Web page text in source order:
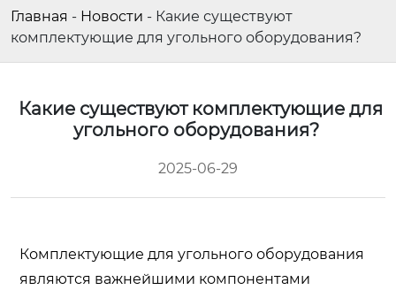
Главная - Новости - Какие существуют
комплектующие для угольного оборудования?
Какие существуют комплектующие для
угольного оборудования?
2025-06-29
Комплектующие для угольного оборудования
являются важнейшими компонентами